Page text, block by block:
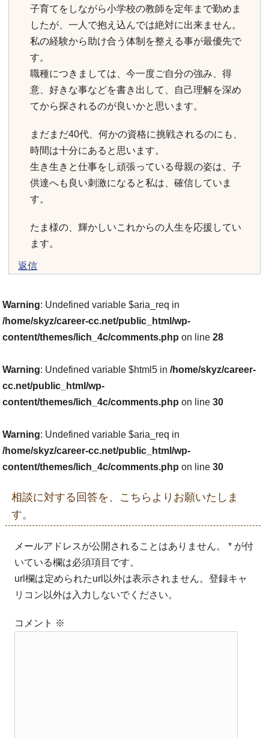
子育てをしながら小学校の教師を定年まで勤めま
したが、一人で抱え込んでは絶対に出来ません。
私の経験から助け合う体制を整える事が最優先で
す。
職種につきましては、今一度ご自分の強み、得
意、好きな事などを書き出して、自己理解を深め
てから探されるのが良いかと思います。
まだまだ40代、何かの資格に挑戦されるのにも、
時間は十分にあると思います。
生き生きと仕事をし頑張っている母親の姿は、子
供達へも良い刺激になると私は、確信していま
す。
たま様の、輝かしいこれからの人生を応援してい
ます。
返信
Warning: Undefined variable $aria_req in
/home/skyz/career-cc.net/public_html/wp-
content/themes/lich_4c/comments.php on line28
Warning: Undefined variable $html5 in/home/skyz/career-
cc.net/public_html/wp-
content/themes/lich_4c/comments.php on line30
Warning: Undefined variable $aria_req in
/home/skyz/career-cc.net/public_html/wp-
content/themes/lich_4c/comments.php on line30
相談に対する回答を、こちらよりお願いたしま
す。
メールアドレスが公開されることはありません。 * が付
いている欄は必須項目です。
url欄は定められたurl以外は表示されません。登録キャ
リコン以外は入力しないでください。
コメント ※